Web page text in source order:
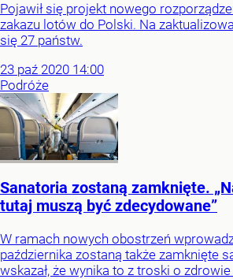
Pojawił się projekt nowego
zakazu lotów do Polski. Na
się 27 państw.
23 paź 2020 14:00
Podróże
Sanatoria zostaną zamknięte.
tutaj muszą być zdecydowane”
W ramach nowych obostrzeń
października zostaną także zamknięte
wskazał, że wynika to z troski o